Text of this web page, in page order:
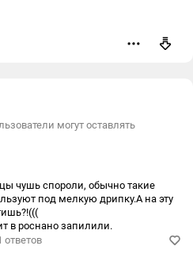
могут оставлять
чушь спороли, обычно такие
под мелкую дрипку.А на эту
в роснано запилили.
ответов
Ответить
Пожаловаться